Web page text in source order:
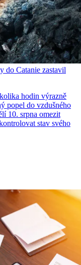
do Catanie zastavil
hodin výrazně
popel do vzdušného
10. srpna omezit
stav svého